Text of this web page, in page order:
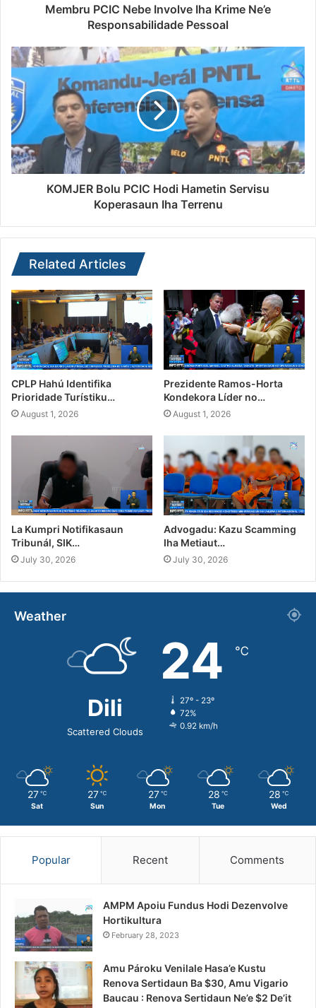
Membru PCIC Nebe Involve Iha Krime Ne’e
Responsabilidade Pessoal
KOMJER Bolu PCIC Hodi Hametin Servisu
Koperasaun Iha Terrenu
Related Articles
CPLP Hahú Identifika
Prioridade Turístiku…
August 1, 2026
Prezidente Ramos-Horta
Kondekora Líder no…
August 1, 2026
La Kumpri Notifikasaun
Tribunál, SIK…
July 30, 2026
Advogadu: Kazu Scamming
Iha Metiaut…
July 30, 2026
Weather
Dili
Scattered Clouds
24 ℃
27º - 23º
72%
0.92 km/h
27 ℃
Sat
27 ℃
Sun
27 ℃
Mon
28 ℃
Tue
28 ℃
Wed
Popular Recent Comments
AMPM Apoiu Fundus Hodi Dezenvolve
Hortikultura
February 28, 2023
Amu Pároku Venilale Hasa’e Kustu
Renova Sertidaun Ba $30, Amu Vigario
Baucau : Renova Sertidaun Ne’e $2 De’it